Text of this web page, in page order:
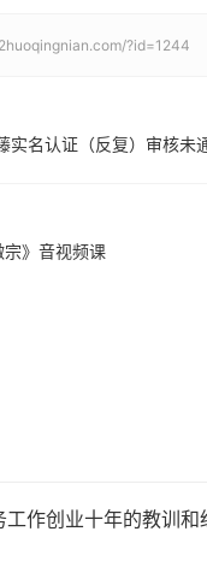
?id=1244
实名认证（反复）审核未
宗》音视频课
作创业十年的教训和